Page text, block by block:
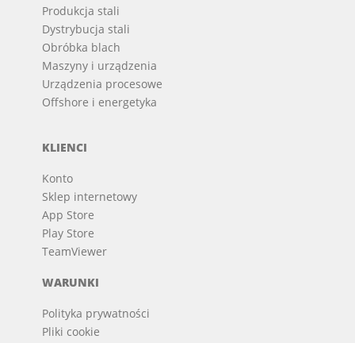
Produkcja stali
Dystrybucja stali
Obróbka blach
Maszyny i urządzenia
Urządzenia procesowe
Offshore i energetyka
KLIENCI
Konto
Sklep internetowy
App Store
Play Store
TeamViewer
WARUNKI
Polityka prywatności
Pliki cookie